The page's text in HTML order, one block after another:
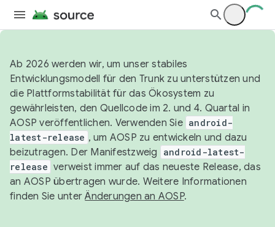
Ab 2026 werden wir, um unser stabiles
Entwicklungsmodell für den Trunk zu unterstützen und
die Plattformstabilität für das Ökosystem zu
gewährleisten, den Quellcode im 2. und 4. Quartal in
AOSP veröffentlichen. Verwenden Sie android-
latest-release , um AOSP zu entwickeln und dazu
beizutragen. Der Manifestzweig
android-latest-
release verweist immer auf das neueste Release, das
an AOSP übertragen wurde. Weitere Informationen
finden Sie unterÄnderungen an AOSP.